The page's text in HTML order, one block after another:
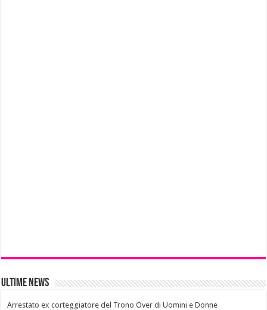
Ultime News
Arrestato ex corteggiatore del Trono Over di Uomini e Donne